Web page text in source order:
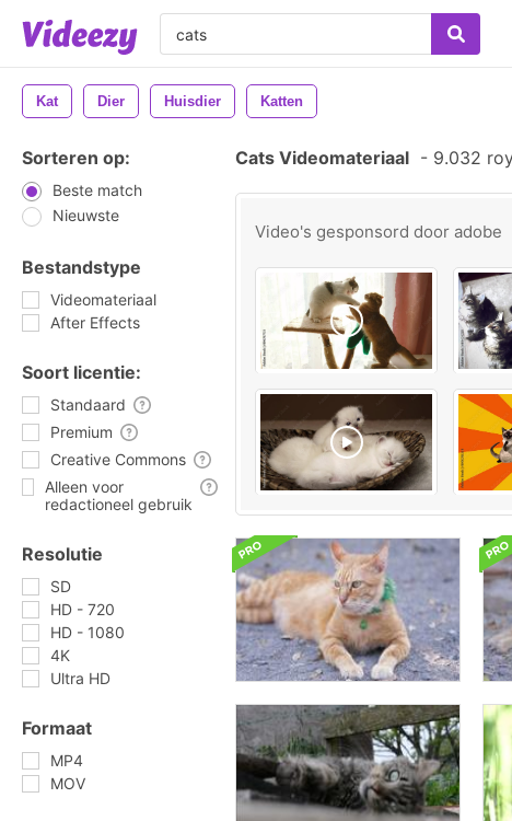
Kat Dier Huisdier Katten
Sorteren op:
Beste match
Nieuwste
Bestandstype
Videomateriaal
After Effects
Soort licentie:
Standaard
Premium
Creative Commons
Alleen voor
redactioneel gebruik
Resolutie
SD
HD - 720
HD - 1080
4K
Ultra HD
Formaat
MP4
MOV
Cats Videomateriaal - 9.032
Video's gesponsord door adobe